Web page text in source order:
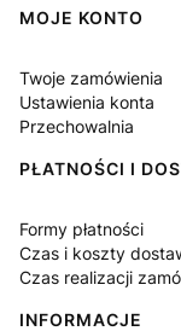
MOJE KONTO
Twoje zamówienia
Ustawienia konta
Przechowalnia
PŁATNOŚCI I
Formy płatności
Czas i koszty
Czas realizacji
INFORMACJE